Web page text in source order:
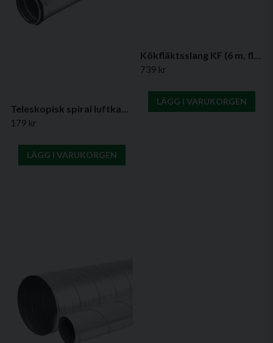
Teleskopisk spiral luftkanal
179 kr
LÄGG I VARUKORGEN
Kökfläktsslang KF (6 m, flera diametrar)
739 kr
LÄGG I VARUKORGEN